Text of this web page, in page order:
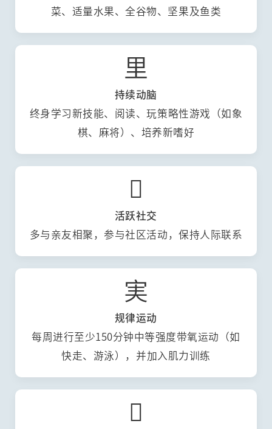
菜、适量水果、全谷物、坚果及鱼类
里
持续动脑
终身学习新技能、阅读、玩策略性游戏（如象
棋、麻将）、培养新嗜好

活跃社交
多与亲友相聚，参与社区活动，保持人际联系
実
规律运动
每周进行至少150分钟中等强度带氧运动（如
快走、游泳），并加入肌力训练
